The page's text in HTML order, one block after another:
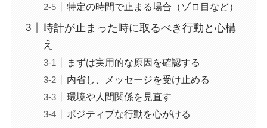
特定の時間で止まる場合（ゾロ目など）
時計が止まった時に取るべき行動と心構
え
まずは実用的な原因を確認する
内省し、メッセージを受け止める
環境や人間関係を見直す
ポジティブな行動を心がける